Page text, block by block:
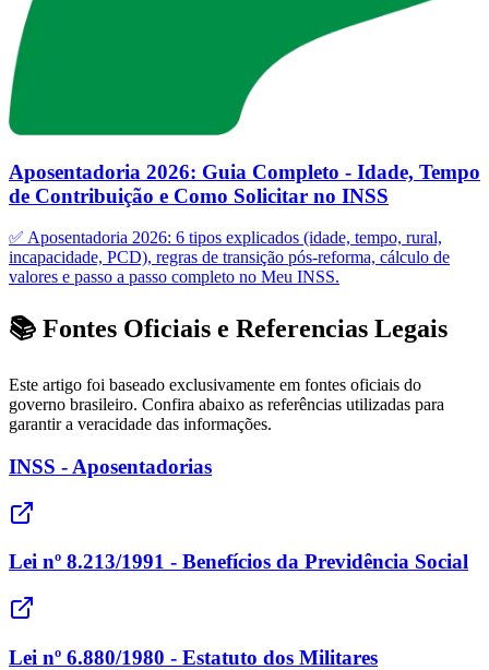
Aposentadoria 2026: Guia Completo - Idade, Tempo
de Contribuição e Como Solicitar no INSS
✅ Aposentadoria 2026: 6 tipos explicados (idade, tempo, rural,
incapacidade, PCD), regras de transição pós-reforma, cálculo de
valores e passo a passo completo no Meu INSS.
📚 Fontes Oficiais e Referencias Legais
Este artigo foi baseado exclusivamente em fontes oficiais do
governo brasileiro. Confira abaixo as referências utilizadas para
garantir a veracidade das informações.
INSS - Aposentadorias
Lei nº 8.213/1991 - Benefícios da Previdência Social
Lei nº 6.880/1980 - Estatuto dos Militares